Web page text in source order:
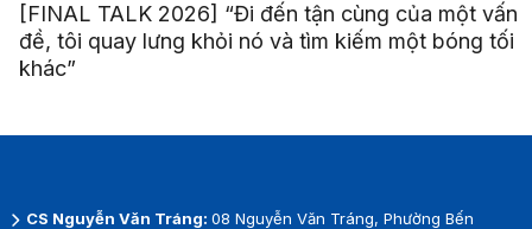
[FINAL TALK 2026] “Đi đến tận cùng của một vấn
đề, tôi quay lưng khỏi nó và tìm kiếm một bóng tối
khác”
CS Nguyễn Văn Tráng: 08 Nguyễn Văn Tráng, Phường Bến